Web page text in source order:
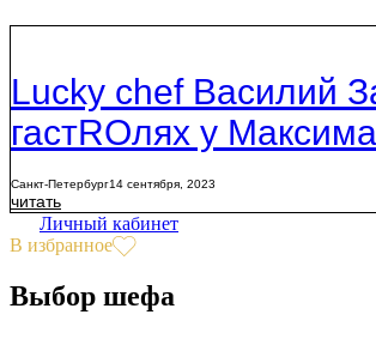
Lucky chef Василий
гастROлях у
Санкт-Петербург14 сентября, 2023
читать
Личный кабинет
В избранное
Выбор шефа